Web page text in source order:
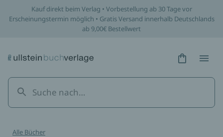
Kauf direkt beim Verlag • Vorbestellung ab 30 Tage vor
Erscheinungstermin möglich • Gratis Versand innerhalb Deutschlands
ab 9,00€ Bestellwert
Hidden
Alle Bücher